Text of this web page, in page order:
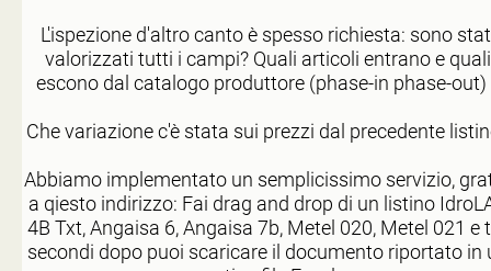
L'ispezione d'altro canto è spesso richiesta: sono
valorizzati tutti i campi? Quali articoli entrano e quali
escono dal catalogo produttore (phase-in phase-out)
Che variazione c'è stata sui prezzi dal precedente
Abbiamo implementato un semplicissimo servizio,
a qiesto indirizzo: Fai drag and drop di un listino
4B Txt, Angaisa 6, Angaisa 7b, Metel 020, Metel 021 e
secondi dopo puoi scaricare il documento riportato in